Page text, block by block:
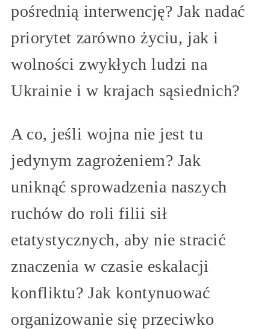
pośrednią interwencję? Jak nadać
priorytet zarówno życiu, jak i
wolności zwykłych ludzi na
Ukrainie i w krajach sąsiednich?
A co, jeśli wojna nie jest tu
jedynym zagrożeniem? Jak
uniknąć sprowadzenia naszych
ruchów do roli filii sił
etatystycznych, aby nie stracić
znaczenia w czasie eskalacji
konfliktu? Jak kontynuować
organizowanie się przeciwko